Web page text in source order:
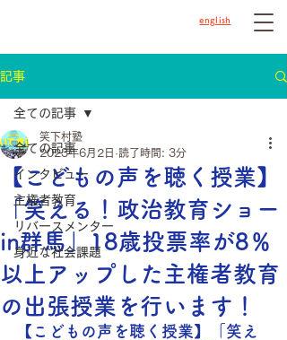
english
記事
全ての記事
インタビュー
主権者教育
リバースメンター
身近な社会課題
全ての記事
【こどもの声を聴く授業】
「笑える！政治教育ショー
in群馬」18歳投票率が8％
以上アップした主権者教育
の出張授業を行います！
笑下村塾
2023年6月2日 読了時間: 3分
【こどもの声を聴く授業】「笑え